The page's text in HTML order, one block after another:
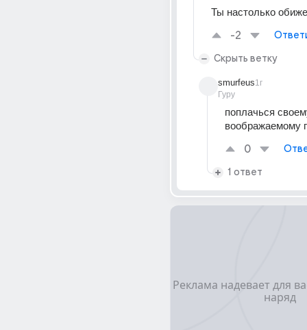
Ты настолько
-2
Скрыть ветку
smurfeus
Гуру
1г
поплачься
воображаемому
0
1 ответ